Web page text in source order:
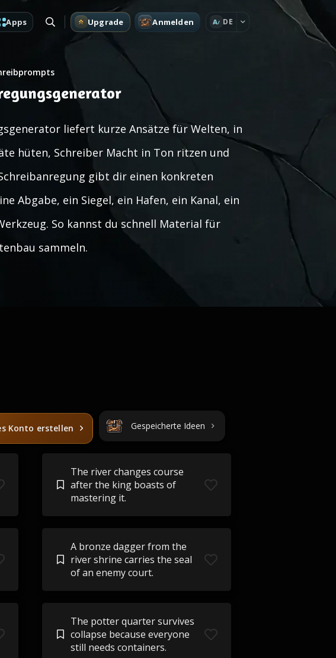
Apps Upgrade Anmelden A DE
liefert kurze Ansätze für Welten, in
hüten, Schreiber Macht in Ton ritzen und
gibt dir einen konkreten
Abgabe, ein Siegel, ein Hafen, ein Kanal, ein
So kannst du schnell Material für
sammeln.
Konto erstellen Gespeicherte Ideen
The river changes course
after the king boasts of
mastering it.
A bronze dagger from the
river shrine carries the seal
of an enemy court.
The potter quarter survives
collapse because everyone
still needs containers.